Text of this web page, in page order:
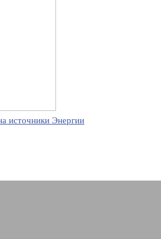
источники Энергии